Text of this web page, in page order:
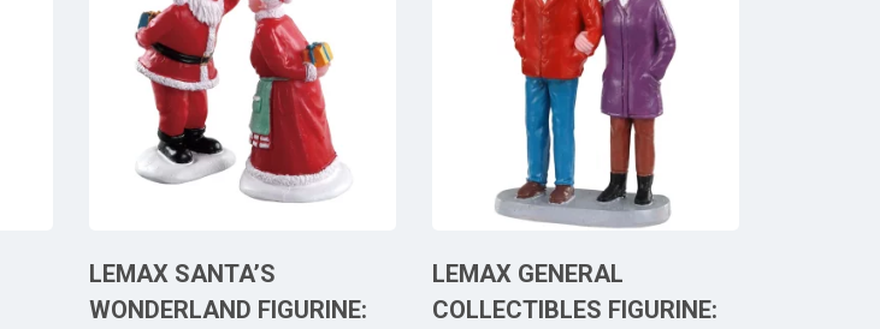
LEMAX SANTA’S
WONDERLAND FIGURINE:
LEMAX GENERAL
COLLECTIBLES FIGURINE: